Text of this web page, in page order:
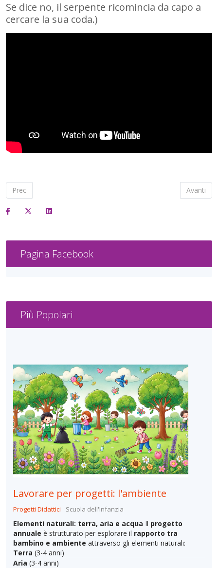
Se dice no, il serpente ricomincia da capo a
cercare la sua coda.)
Articolo precedente: Tarantella di carnevale
Prec Articolo
Avanti
Pagina Facebook
Più Popolari
Lavorare per progetti: l'ambiente
Progetti Didattici Scuola dell'Infanzia
Elementi naturali: terra, aria e acqua Il progetto
annuale è strutturato per esplorare il rapporto tra
bambino e ambiente attraverso gli elementi naturali:
Terra (3-4 anni)
Aria (3-4 anni)